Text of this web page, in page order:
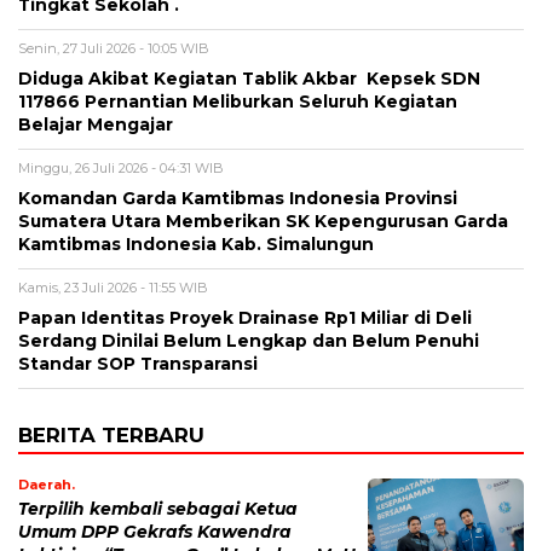
Tingkat Sekolah .
Senin, 27 Juli 2026 - 10:05 WIB
Diduga Akibat Kegiatan Tablik Akbar Kepsek SDN
117866 Pernantian Meliburkan Seluruh Kegiatan
Belajar Mengajar
Minggu, 26 Juli 2026 - 04:31 WIB
Komandan Garda Kamtibmas Indonesia Provinsi
Sumatera Utara Memberikan SK Kepengurusan Garda
Kamtibmas Indonesia Kab. Simalungun
Kamis, 23 Juli 2026 - 11:55 WIB
Papan Identitas Proyek Drainase Rp1 Miliar di Deli
Serdang Dinilai Belum Lengkap dan Belum Penuhi
Standar SOP Transparansi
BERITA TERBARU
Daerah.
Terpilih kembali sebagai Ketua
Umum DPP Gekrafs Kawendra